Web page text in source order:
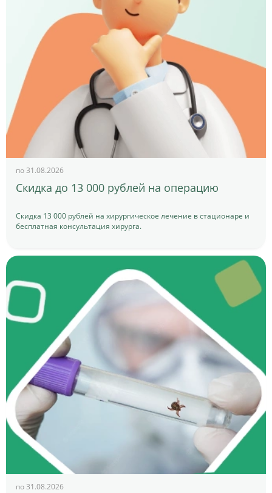
по 31.08.2026
Скидка до 13 000 рублей на операцию
Скидка 13 000 рублей на хирургическое лечение в стационаре и
бесплатная консультация хирурга.
по 31.08.2026